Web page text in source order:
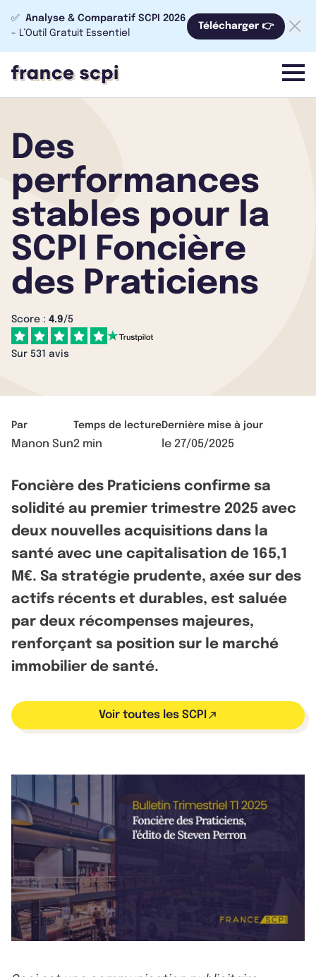
✅ Analyse & Comparatif SCPI 2026
- L’Outil Gratuit Essentiel
Télécharger 👉
menu
Des
performances
stables pour la
SCPI Foncière
des Praticiens
Score : 4.9/5
Sur 531 avis
Par
Manon Sun
Temps de lecture
2 min
Dernière mise à jour
le 27/05/2025
Foncière des Praticiens confirme sa
solidité au premier trimestre 2025 avec
deux nouvelles acquisitions dans la
santé avec une capitalisation de 165,1
M€. Sa stratégie prudente, axée sur des
actifs récents et durables, est saluée
par deux récompenses majeures,
renforçant sa position sur le marché
immobilier de santé.
Voir toutes les SCPI